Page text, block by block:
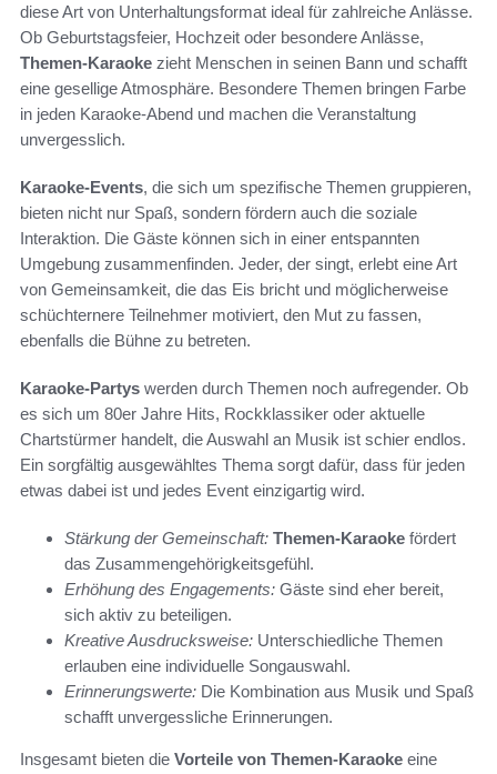
diese Art von Unterhaltungsformat ideal für zahlreiche Anlässe.
Ob Geburtstagsfeier, Hochzeit oder besondere Anlässe,
Themen-Karaoke zieht Menschen in seinen Bann und schafft
eine gesellige Atmosphäre. Besondere Themen bringen Farbe
in jeden Karaoke-Abend und machen die Veranstaltung
unvergesslich.
Karaoke-Events, die sich um spezifische Themen gruppieren,
bieten nicht nur Spaß, sondern fördern auch die soziale
Interaktion. Die Gäste können sich in einer entspannten
Umgebung zusammenfinden. Jeder, der singt, erlebt eine Art
von Gemeinsamkeit, die das Eis bricht und möglicherweise
schüchternere Teilnehmer motiviert, den Mut zu fassen,
ebenfalls die Bühne zu betreten.
Karaoke-Partys werden durch Themen noch aufregender. Ob
es sich um 80er Jahre Hits, Rockklassiker oder aktuelle
Chartstürmer handelt, die Auswahl an Musik ist schier endlos.
Ein sorgfältig ausgewähltes Thema sorgt dafür, dass für jeden
etwas dabei ist und jedes Event einzigartig wird.
Stärkung der Gemeinschaft: Themen-Karaoke fördert
das Zusammengehörigkeitsgefühl.
Erhöhung des Engagements: Gäste sind eher bereit,
sich aktiv zu beteiligen.
Kreative Ausdrucksweise: Unterschiedliche Themen
erlauben eine individuelle Songauswahl.
Erinnerungswerte: Die Kombination aus Musik und Spaß
schafft unvergessliche Erinnerungen.
Insgesamt bieten die Vorteile von Themen-Karaoke eine